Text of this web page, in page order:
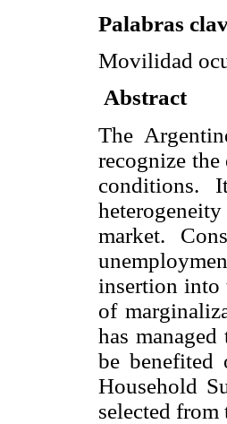
Palabras
Movilidad
Abstract
The
recognize
conditions.
market.
insertion into
of
has
be benefited
Household
selected